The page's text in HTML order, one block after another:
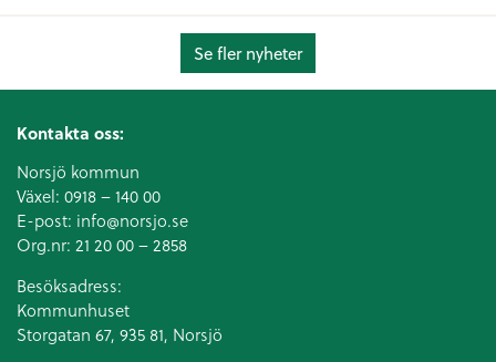
Se fler nyheter
Kontakta oss:
Norsjö kommun
Växel: 0918 – 140 00
E-post: info@norsjo.se
Org.nr: 21 20 00 – 2858
Besöksadress:
Kommunhuset
Storgatan 67, 935 81, Norsjö